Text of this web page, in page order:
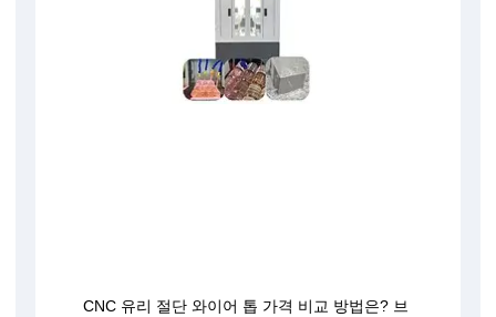
CNC 유리 절단 와이어 톱 가격 비교 방법은? 브